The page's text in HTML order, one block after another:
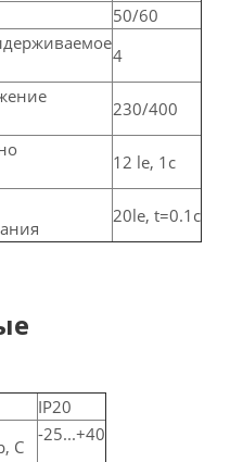
50/60
4
230/400
12 le, 1c
20le, t=0.1c
IP20
С
-25...+40